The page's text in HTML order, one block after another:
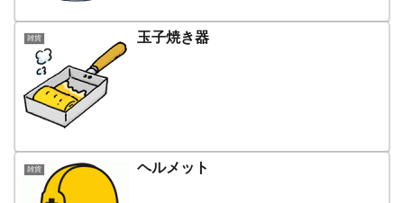
雑貨 玉子焼き器
雑貨 ヘルメット